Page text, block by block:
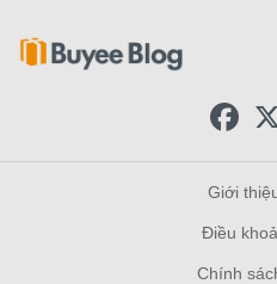
e
b
o
k
Giới
Điều
Chính